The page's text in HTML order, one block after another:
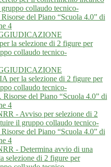
collaudo tecnico-
del Piano “Scuola 4.0” di
4
la selezione di 2 figure per
collaudo tecnico-
per la selezione di 2 figure per
collaudo tecnico-
Risorse del Piano “Scuola 4.0” di
4
- Avviso per selezione di 2
il gruppo collaudo tecnico-
del Piano “Scuola 4.0” di
4
- Determina avvio di una
selezione di 2 figure per